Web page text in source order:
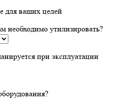
для ваших целей
необходимо утилизировать?
при эксплуатации